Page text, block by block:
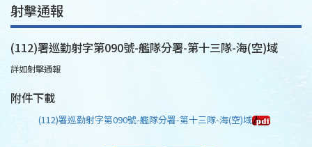
射擊通報
(112)署巡勤射字第090號-艦隊分署-第十三隊-海(空)域
詳如射擊通報
附件下載
(112)署巡勤射字第090號-艦隊分署-第十三隊-海(空)域